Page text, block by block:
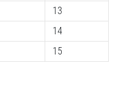
13
14
15